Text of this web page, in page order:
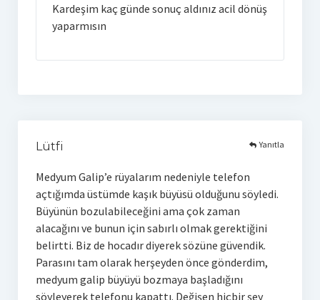
Kardeşim kaç günde sonuç aldınız acil dönüş
yaparmısın
Lütfi
Medyum Galip’e rüyalarım nedeniyle telefon
açtığımda üstümde kaşık büyüsü olduğunu söyledi.
Büyünün bozulabileceğini ama çok zaman
alacağını ve bunun için sabırlı olmak gerektiğini
belirtti. Biz de hocadır diyerek sözüne güvendik.
Parasını tam olarak herşeyden önce gönderdim,
medyum galip büyüyü bozmaya başladığını
söyleyerek telefonu kapattı. Değişen hiçbir şey
Yanıtla